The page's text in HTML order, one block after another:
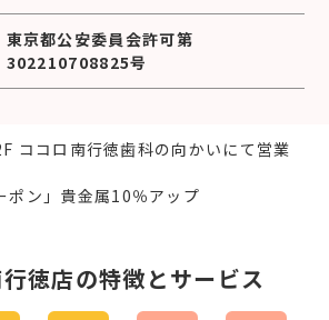
東京都公安委員会許可第
302210708825号
ココロ南行徳歯科の向かいにて営業
ポン」貴金属10％アップ
徳店の特徴とサービス